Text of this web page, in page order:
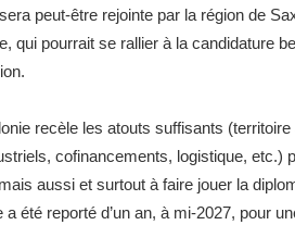
peut-être rejointe par la région de
qui pourrait se rallier à la candidature
recèle les atouts suffisants
cofinancements, logistique, etc.)
aussi et surtout à faire jouer la
été reporté d’un an, à mi-2027, pour